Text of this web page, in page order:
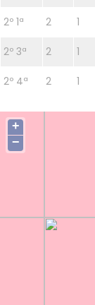
2º 1ª 2 1
2º 3ª 2 1
2º 4ª 2 1
+
−